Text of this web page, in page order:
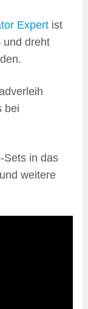
Expert ist
und dreht
bei
Sets in das
weitere